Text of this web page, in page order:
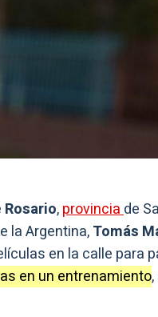
Rosario,provinciade
la Argentina,Tomás
en la calle para
en un entrenamiento